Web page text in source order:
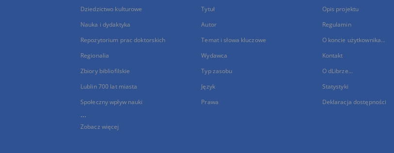
Dziedzictwo kulturowe
Nauka i dydaktyka
Repozytorium prac doktorskich
Regionalia
Zbiory bibliofilskie
Lublin 700 lat miasta
Społeczny wpływ nauki
...
Zobacz więcej
Tytuł
Autor
Temat i słowa kluczowe
Wydawca
Typ zasobu
Język
Prawa
Opis projektu
Regulamin
O koncie użytkownika...
Kontakt
O dLibrze...
Statystyki
Deklaracja dostępności